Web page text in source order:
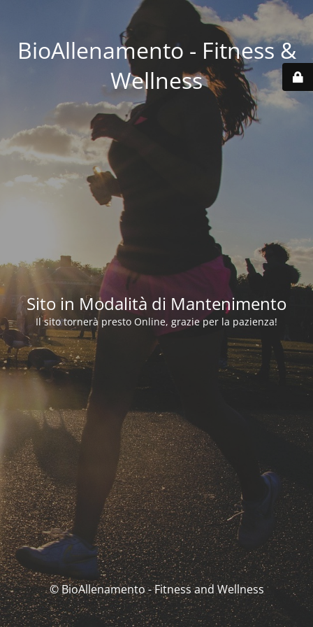
BioAllenamento - Fitness &
Wellness
Sito in Modalità di Mantenimento
Il sito tornerà presto Online, grazie per la pazienza!
© BioAllenamento - Fitness and Wellness